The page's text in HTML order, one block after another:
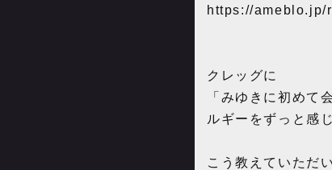
https://ameblo.jp/
クレッグに
「みゆきに初めて
ルギーをずっと感
こう教えていただ